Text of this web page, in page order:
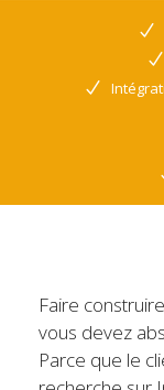
Faire
vous devez
Parce que le